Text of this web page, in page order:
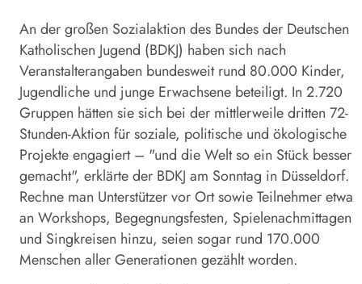
An der großen Sozialaktion des Bundes der Deutschen
Katholischen Jugend (BDKJ) haben sich nach
Veranstalterangaben bundesweit rund 80.000 Kinder,
Jugendliche und junge Erwachsene beteiligt. In 2.720
Gruppen hätten sie sich bei der mittlerweile dritten 72-
Stunden-Aktion für soziale, politische und ökologische
Projekte engagiert – "und die Welt so ein Stück besser
gemacht", erklärte der BDKJ am Sonntag in Düsseldorf.
Rechne man Unterstützer vor Ort sowie Teilnehmer etwa
an Workshops, Begegnungsfesten, Spielenachmittagen
und Singkreisen hinzu, seien sogar rund 170.000
Menschen aller Generationen gezählt worden.